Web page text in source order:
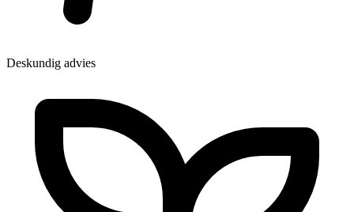
Deskundig advies